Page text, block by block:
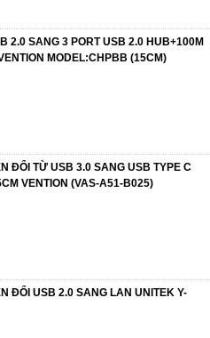
2.0 SANG 3 PORT USB 2.0 HUB+100M
MODEL:CHPBB (15CM)
ĐỔI TỪ USB 3.0 SANG USB TYPE C
VENTION (VAS-A51-B025)
ĐỔI USB 2.0 SANG LAN UNITEK Y-